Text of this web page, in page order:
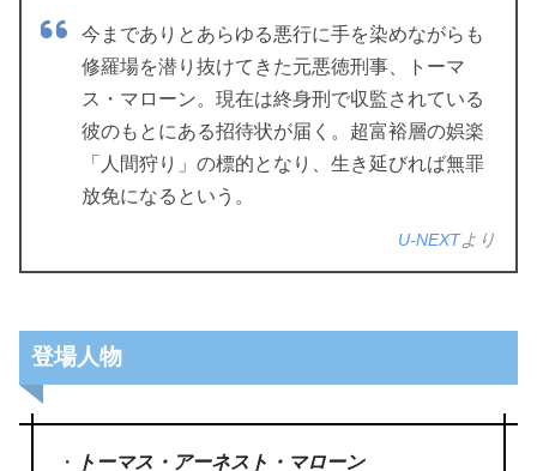
今までありとあらゆる悪行に手を染めながらも
修羅場を潜り抜けてきた元悪徳刑事、トーマ
ス・マローン。現在は終身刑で収監されている
彼のもとにある招待状が届く。超富裕層の娯楽
「人間狩り」の標的となり、生き延びれば無罪
放免になるという。
U-NEXTより
登場人物
・
トーマス・アーネスト・マローン